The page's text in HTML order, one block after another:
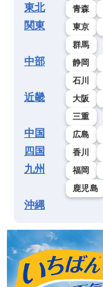
東北 青森
関東 東京
群馬
中部 静岡
石川
近畿 大阪
三重
中国 広島
四国 香川
九州 福岡
鹿児島
沖縄